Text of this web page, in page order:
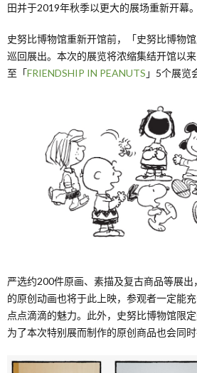
田并于2019年秋季以更大的展场重新开幕。
史努比博物馆重新开馆前，「史努比博物
巡回展出。本次的展览将浓缩集结开馆以来
至「FRIENDSHIP IN PEANUTS 」5个展览
严选约200件原画、素描及复古商品等展
的原创动画也将于此上映，参观者一定能
点点滴滴的魅力。此外，史努比博物馆限
为了本次特别展而制作的原创商品也会同时